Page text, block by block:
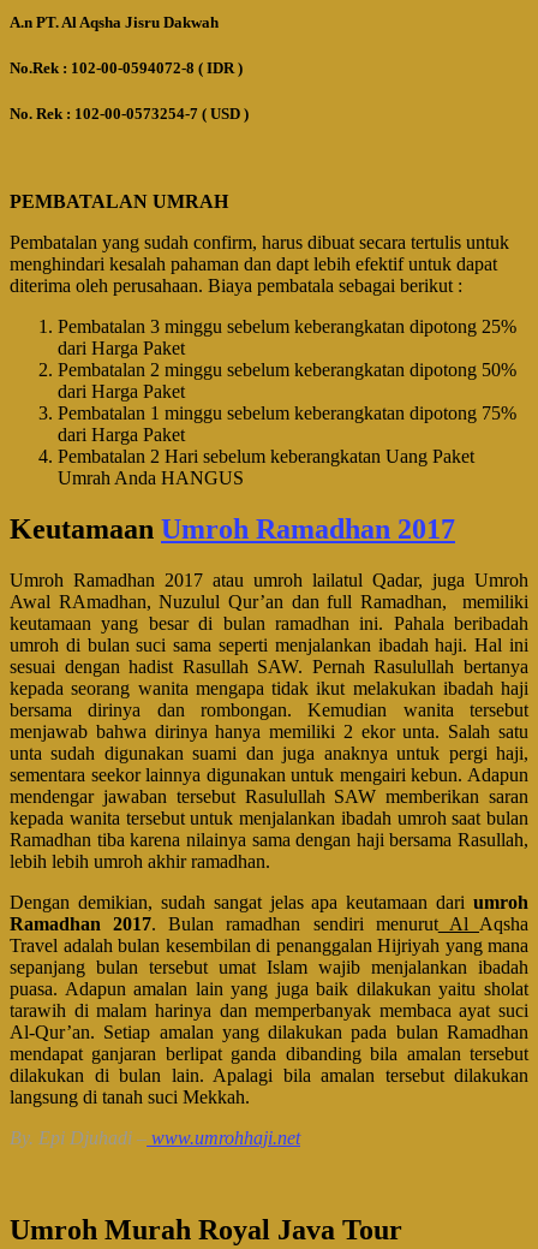
A.n PT. Al Aqsha Jisru Dakwah
No.Rek : 102-00-0594072-8 ( IDR )
No. Rek : 102-00-0573254-7 ( USD )
PEMBATALAN UMRAH
Pembatalan yang sudah confirm, harus dibuat secara tertulis untuk
menghindari kesalah pahaman dan dapt lebih efektif untuk dapat
diterima oleh perusahaan. Biaya pembatala sebagai berikut :
Pembatalan 3 minggu sebelum keberangkatan dipotong 25%
dari Harga Paket
Pembatalan 2 minggu sebelum keberangkatan dipotong 50%
dari Harga Paket
Pembatalan 1 minggu sebelum keberangkatan dipotong 75%
dari Harga Paket
Pembatalan 2 Hari sebelum keberangkatan Uang Paket
Umrah Anda HANGUS
Keutamaan Umroh Ramadhan 2017
Umroh Ramadhan 2017 atau umroh lailatul Qadar, juga Umroh
Awal RAmadhan, Nuzulul Qur’an dan full Ramadhan, memiliki
keutamaan yang besar di bulan ramadhan ini. Pahala beribadah
umroh di bulan suci sama seperti menjalankan ibadah haji. Hal ini
sesuai dengan hadist Rasullah SAW. Pernah Rasulullah bertanya
kepada seorang wanita mengapa tidak ikut melakukan ibadah haji
bersama dirinya dan rombongan. Kemudian wanita tersebut
menjawab bahwa dirinya hanya memiliki 2 ekor unta. Salah satu
unta sudah digunakan suami dan juga anaknya untuk pergi haji,
sementara seekor lainnya digunakan untuk mengairi kebun. Adapun
mendengar jawaban tersebut Rasulullah SAW memberikan saran
kepada wanita tersebut untuk menjalankan ibadah umroh saat bulan
Ramadhan tiba karena nilainya sama dengan haji bersama Rasullah,
lebih lebih umroh akhir ramadhan.
Dengan demikian, sudah sangat jelas apa keutamaan dari umroh
Ramadhan 2017. Bulan ramadhan sendiri menurutAl Aqsha
Travel adalah bulan kesembilan di penanggalan Hijriyah yang mana
sepanjang bulan tersebut umat Islam wajib menjalankan ibadah
puasa. Adapun amalan lain yang juga baik dilakukan yaitu sholat
tarawih di malam harinya dan memperbanyak membaca ayat suci
Al-Qur’an. Setiap amalan yang dilakukan pada bulan Ramadhan
mendapat ganjaran berlipat ganda dibanding bila amalan tersebut
dilakukan di bulan lain. Apalagi bila amalan tersebut dilakukan
langsung di tanah suci Mekkah.
By. Epi Djuhadi – www.umrohhaji.net
Umroh Murah Royal Java Tour